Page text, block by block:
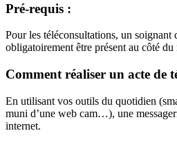
Pré-requis :
Pour les téléconsultations, un
obligatoirement être présent au côté du
Comment réaliser un acte de
En utilisant vos outils du quotidien
muni d’une web cam…), une
internet.